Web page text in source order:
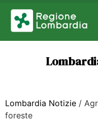
Lombardia Notizie /
foreste